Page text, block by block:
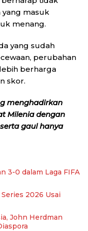
masuk
menang.
yang sudah
perubahan
berharga
skor.
menghadirkan
Milenia dengan
gaul hanya
3-0 dalam Laga FIFA
2026 Usai
John Herdman